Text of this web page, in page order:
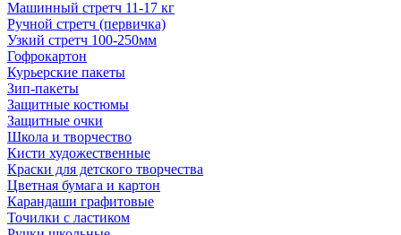
Машинный стретч 11-17 кг
Ручной стретч (первичка)
Узкий стретч 100-250мм
Гофрокартон
Курьерские пакеты
Зип-пакеты
Защитные костюмы
Защитные очки
Школа и творчество
Кисти художественные
Краски для детского творчества
Цветная бумага и картон
Карандаши графитовые
Точилки с ластиком